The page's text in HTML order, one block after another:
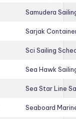
Samudera
Sarjak
Sci Sailing
Sea Hawk
Sea Star Line
Seaboard